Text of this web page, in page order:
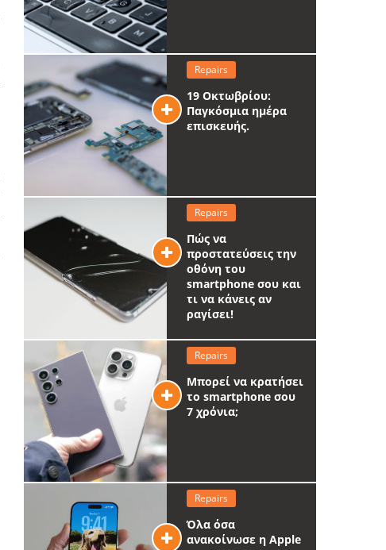
Repairs
19 Οκτωβρίου:
Παγκόσμια ημέρα
επισκευής.
Repairs
Πώς να
προστατεύσεις την
οθόνη του
smartphone σου και
τι να κάνεις αν
ραγίσει!
Repairs
Μπορεί να κρατήσει
το smartphone σου
7 χρόνια;
Repairs
Όλα όσα
ανακοίνωσε η Apple